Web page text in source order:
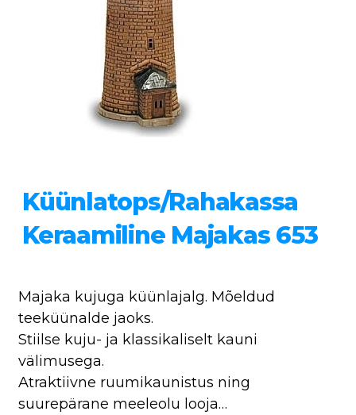
Küünlatops/rahakassa
Keraamiline Majakas 653
Majaka kujuga küünlajalg. Mõeldud
teeküünalde jaoks.
Stiilse kuju- ja klassikaliselt kauni
välimusega.
Atraktiivne ruumikaunistus ning
suurepärane meeleolu looja…